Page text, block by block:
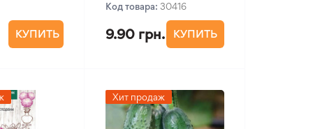
КУПИТЬ
Код товара: 30416
9.90 грн. КУПИТЬ
Хит продаж